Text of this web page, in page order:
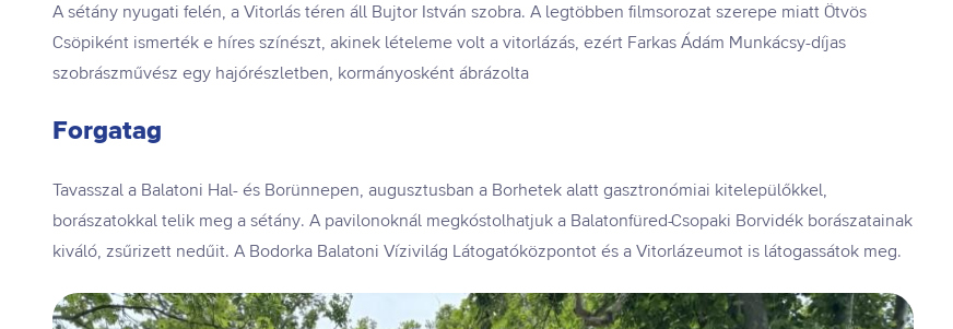
A sétány nyugati felén, a Vitorlás téren áll Bujtor István szobra. A legtöbben filmsorozat szerepe miatt Ötvös
Csöpiként ismerték e híres színészt, akinek lételeme volt a vitorlázás, ezért Farkas Ádám Munkácsy-díjas
szobrászművész egy hajórészletben, kormányosként ábrázolta
Forgatag
Tavasszal a Balatoni Hal- és Borünnepen, augusztusban a Borhetek alatt gasztronómiai kitelepülőkkel,
borászatokkal telik meg a sétány. A pavilonoknál megkóstolhatjuk a Balatonfüred-Csopaki Borvidék borászatainak
kiváló, zsűrizett nedűit. A Bodorka Balatoni Vízivilág Látogatóközpontot és a Vitorlázeumot is látogassátok meg.